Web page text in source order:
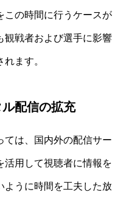
この時間に行うケースが
観戦者および選手に影響
ます。
配信の拡充
ては、国内外の配信サー
活用して視聴者に情報を
ように時間を工夫した放